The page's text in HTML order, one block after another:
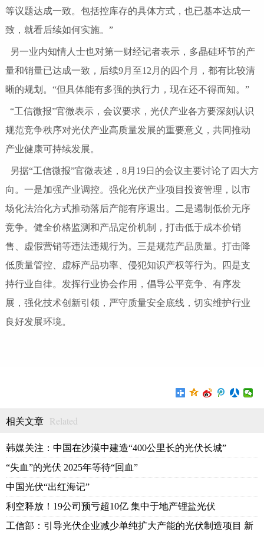
等议题达成一致。包括控库存的具体方式，也已基本达成一
致，就看后续如何实施。”
另一业内知情人士也对第一财经记者表示，多晶硅环节的产
量和销量已达成一致，后续9月至12月的四个月，都有比较清
晰的规划。“但具体能有多强的执行力，现在还不得而知。”
“工信微报”官微表示，会议要求，光伏产业各方要深刻认识
规范竞争秩序对光伏产业高质量发展的重要意义，共同推动
产业健康可持续发展。
另据“工信微报”官微表述，8月19日的会议主要讨论了四大方
向。一是加强产业调控。强化光伏产业项目投资管理，以市
场化法治化方式推动落后产能有序退出。二是遏制低价无序
竞争。健全价格监测和产品定价机制，打击低于成本价销
售、虚假营销等违法违规行为。三是规范产品质量。打击降
低质量管控、虚标产品功率、侵犯知识产权等行为。四是支
持行业自律。发挥行业协会作用，倡导公平竞争、有序发
展，强化技术创新引领，严守质量安全底线，切实维护行业
良好发展环境。
相关文章 Related
韩媒关注：中国在沙漠中建造“400公里长的光伏长城”
“失血”的光伏 2025年等待“回血”
中国光伏“出红海记”
利空释放！19公司预亏超10亿 集中于地产锂盐光伏
工信部：引导光伏企业减少单纯扩大产能的光伏制造项目 新